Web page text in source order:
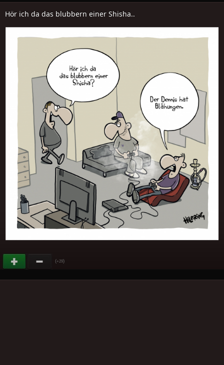
Hör ich da das blubbern einer Shisha..
(+29)